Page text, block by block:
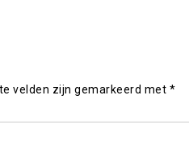
velden zijn gemarkeerd met *